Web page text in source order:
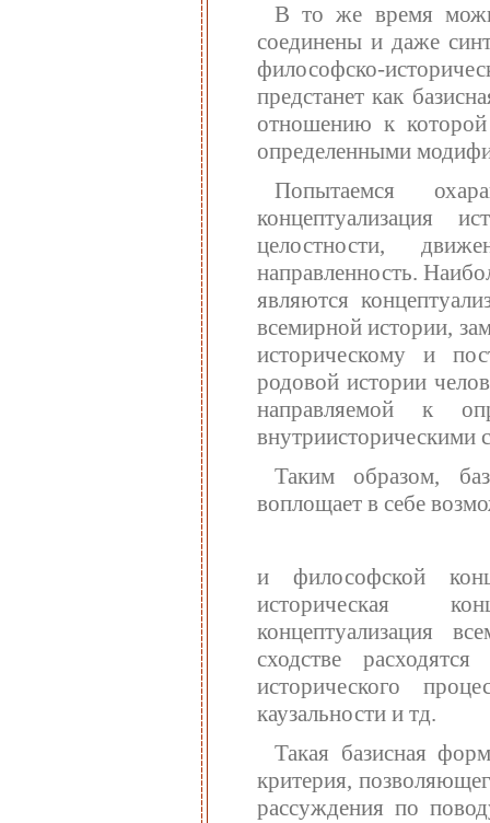
В то же время
соединены и даже
философско-
предстанет как
отношению к
определенными
Попытаемся
концептуализация
целостности,
направленность.
являются
всемирной истории,
историческому и
родовой истории
направляемой к
внутриисторическими
Таким образом,
воплощает в себе
и философской
историческая
концептуализация
сходстве
исторического
каузальности и тд.
Такая базисная
критерия,
рассуждения по